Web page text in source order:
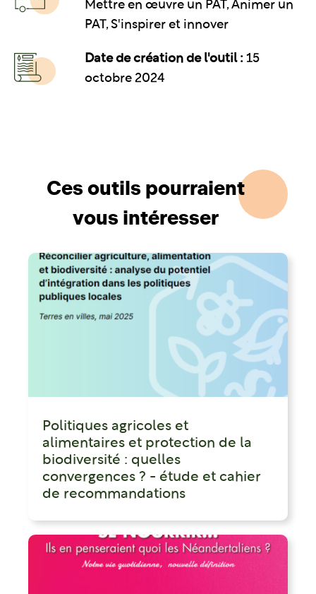
Mettre en œuvre un PAT, Animer un
PAT, S'inspirer et innover
Date de création de l'outil : 15
octobre 2024
Ces outils pourraient
vous intéresser
Politiques agricoles et
alimentaires et protection de la
biodiversité : quelles
convergences ? - étude et cahier
de recommandations